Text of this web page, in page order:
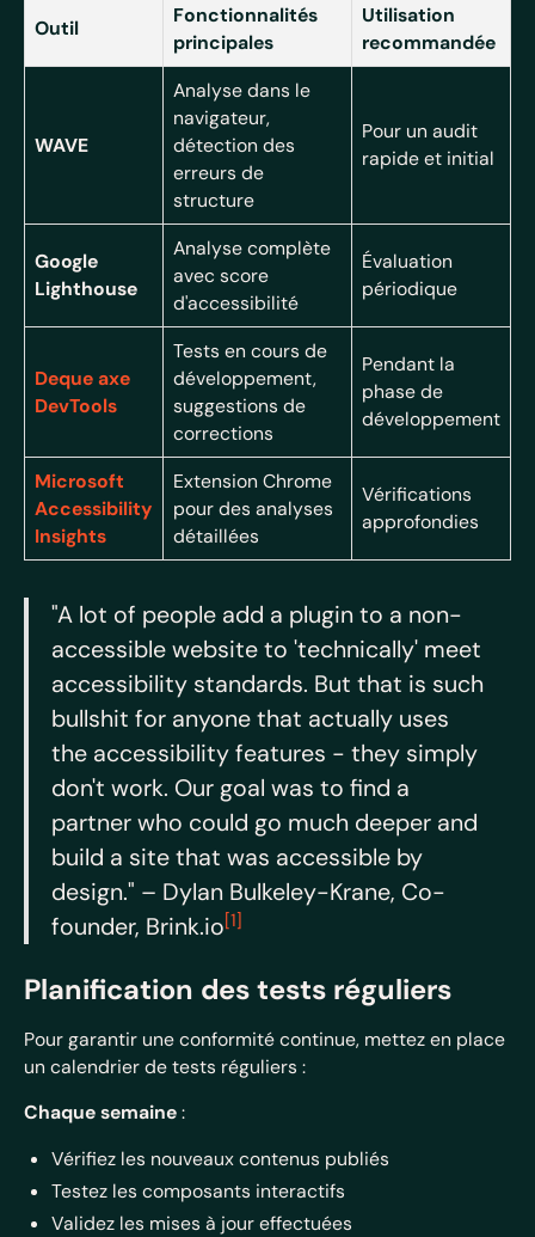
Outil
Fonctionnalités
principales
Utilisation
recommandée
WAVE
Analyse dans le
navigateur,
détection des
erreurs de
structure
Pour un audit
rapide et initial
Google
Lighthouse
Analyse complète
avec score
d'accessibilité
Évaluation
périodique
Deque axe
DevTools
Tests en cours de
développement,
suggestions de
corrections
Pendant la
phase de
développement
Microsoft
Accessibility
Insights
Extension Chrome
pour des analyses
détaillées
Vérifications
approfondies
"A lot of people add a plugin to a non-
accessible website to 'technically' meet
accessibility standards. But that is such
bullshit for anyone that actually uses
the accessibility features - they simply
don't work. Our goal was to find a
partner who could go much deeper and
build a site that was accessible by
design." – Dylan Bulkeley-Krane, Co-
founder, Brink.io[1]
Planification des tests réguliers
Pour garantir une conformité continue, mettez en place
un calendrier de tests réguliers :
Chaque semaine:
Vérifiez les nouveaux contenus publiés
Testez les composants interactifs
Validez les mises à jour effectuées